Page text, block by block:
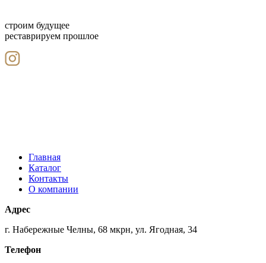
строим будущее
реставрируем прошлое
Главная
Каталог
Контакты
О компании
Адрес
г. Набережные Челны, 68 мкрн, ул. Ягодная, 34
Телефон